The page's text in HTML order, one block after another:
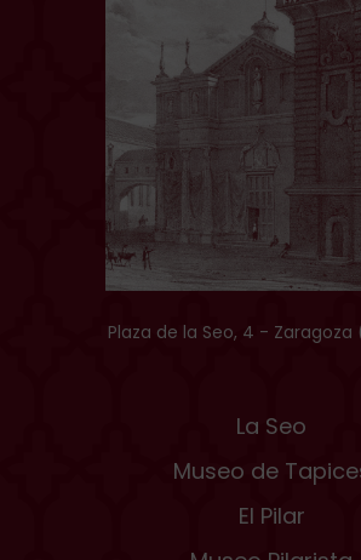
Plaza de la Seo, 4 - Zaragoza
La Seo
Museo de
El Pilar